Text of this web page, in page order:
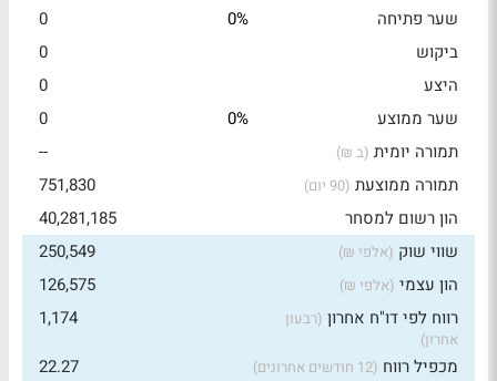
שער פתיחה
0%
0
ביקוש
0
היצע
0
שער ממוצע
0%
0
תמורה יומית (ב ₪)
--
תמורה ממוצעת (90 יום)
751,830
הון רשום למסחר
40,281,185
שווי שוק (אלפי ₪)
250,549
הון עצמי (אלפי ₪)
126,575
רווח לפי דו"ח אחרון (רבעון
אחרון)
1,174
מכפיל רווח (12 חודשים אחרונים)
22.27